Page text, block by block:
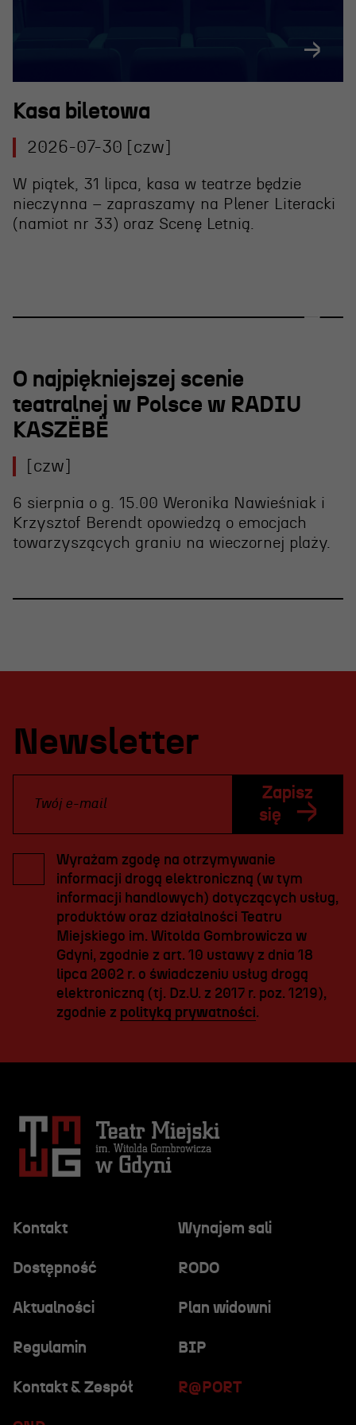
Kasa biletowa
2026-07-30 [czw]
W piątek, 31 lipca, kasa w teatrze będzie
nieczynna – zapraszamy na Plener Literacki
(namiot nr 33) oraz Scenę Letnią.
O najpiękniejszej scenie
teatralnej w Polsce w RADIU
KASZËBË
[czw]
6 sierpnia o g. 15.00 Weronika Nawieśniak i
Krzysztof Berendt opowiedzą o emocjach
towarzyszących graniu na wieczornej plaży.
Newsletter
Zapisz
się
Wyrażam zgodę na otrzymywanie
informacji drogą elektroniczną (w tym
informacji handlowych) dotyczących usług,
produktów oraz działalności Teatru
Miejskiego im. Witolda Gombrowicza w
Gdyni, zgodnie z art. 10 ustawy z dnia 18
lipca 2002 r. o świadczeniu usług drogą
elektroniczną (tj. Dz.U. z 2017 r. poz. 1219),
zgodnie z polityką prywatności.
Kontakt Wynajem sali
Dostępność RODO
R@PORT
Aktualności Plan widowni
Regulamin BIP
Kontakt & Zespół